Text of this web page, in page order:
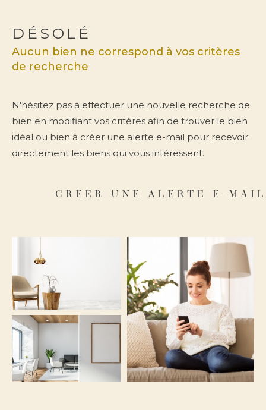
DÉSOLÉ
Aucun bien ne correspond à vos critères
de recherche
N'hésitez pas à effectuer une nouvelle recherche de
bien en modifiant vos critères afin de trouver le bien
idéal ou bien à créer une alerte e-mail pour recevoir
directement les biens qui vous intéressent.
CREER UNE ALERTE E-
Budget
Pièces
4
Localisation